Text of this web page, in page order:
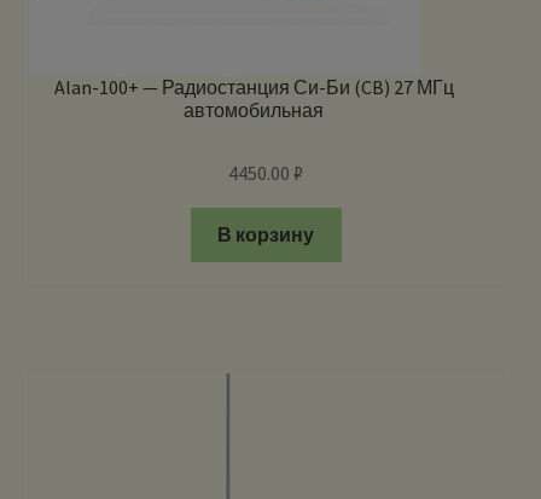
Alan-100+ — Радиостанция Си-Би (CB) 27 МГц
автомобильная
4450.00₽
В корзину